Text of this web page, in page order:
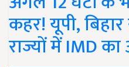
कहर! यूपी,
राज्यों में IMD